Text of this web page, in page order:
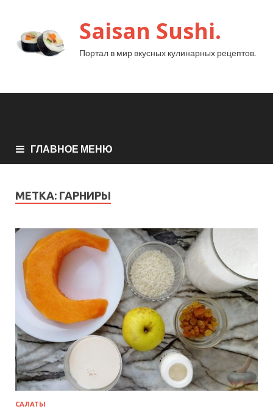
Saisan Sushi.
Портал в мир вкусных кулинарных рецептов.
ГЛАВНОЕ МЕНЮ
МЕТКА: ГАРНИРЫ
САЛАТЫ